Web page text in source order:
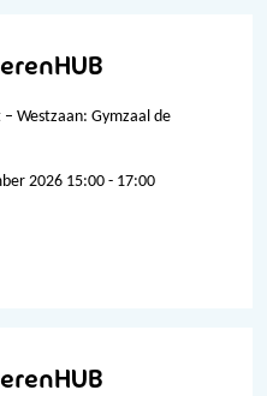
– Westzaan: Gymzaal de
2026 15:00 - 17:00